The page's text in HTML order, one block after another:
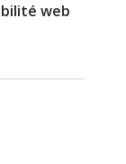
web